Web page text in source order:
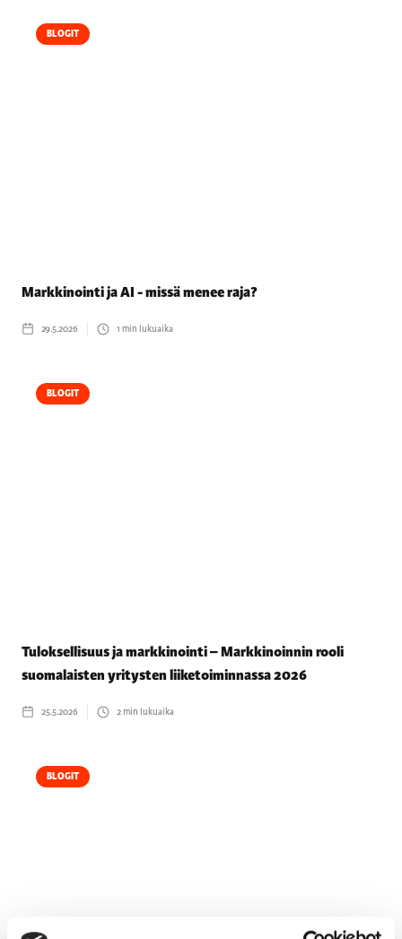
BLOGIT
Markkinointi ja AI - missä menee raja?
29.5.2026 1 min lukuaika
BLOGIT
Tuloksellisuus ja markkinointi – Markkinoinnin rooli
suomalaisten yritysten liiketoiminnassa 2026
25.5.2026 2min lukuaika
BLOGIT